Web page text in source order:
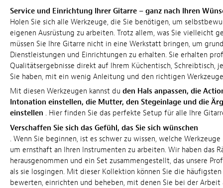
Service und Einrichtung Ihrer Gitarre – ganz nach Ihren
Holen Sie sich alle Werkzeuge, die Sie benötigen, um
eigenen Ausrüstung zu arbeiten. Trotz allem, was Sie vielleicht
müssen Sie Ihre Gitarre nicht in eine Werkstatt bringen, um
Dienstleistungen und Einrichtungen zu erhalten. Sie erhalten
Qualitätsergebnisse direkt auf Ihrem Küchentisch, Schreibtisch,
Sie haben, mit ein wenig Anleitung und den richtigen
Mit diesen Werkzeugen kannst du den Hals anpassen, die
Intonation einstellen, die Mutter, den Stegeinlage und die
einstellen . Hier finden Sie das perfekte Setup für alle Ihre
Verschaffen Sie sich das Gefühl, das Sie sich wünschen
. Wenn Sie beginnen, ist es schwer zu wissen, welche
um ernsthaft an Ihren Instrumenten zu arbeiten. Wir haben das
herausgenommen und ein Set zusammengestellt, das unsere
als sie losgingen. Mit dieser Kollektion können Sie die
bewerten, einrichten und beheben, mit denen Sie bei der Arbeit